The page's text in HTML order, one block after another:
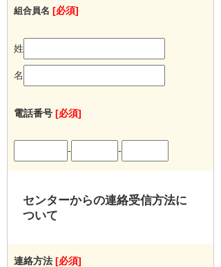
組合員名 [必須]
姓
名
電話番号 [必須]
- -
センターからの連絡受信方法に
ついて
連絡方法 [必須]